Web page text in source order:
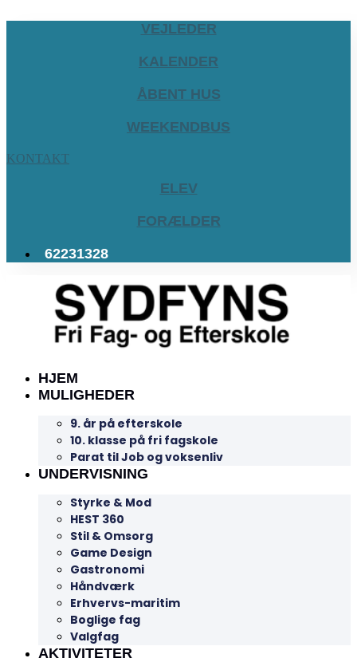
VEJLEDER
KALENDER
ÅBENT HUS
WEEKENDBUS
KONTAKT
ELEV
FORÆLDER
62231328
HJEM
MULIGHEDER
9. år på efterskole
10. klasse på fri fagskole
Parat til Job og voksenliv
UNDERVISNING
Styrke & Mod
HEST 360
Stil & Omsorg
Game Design
Gastronomi
Håndværk
Erhvervs-maritim
Boglige fag
Valgfag
AKTIVITETER